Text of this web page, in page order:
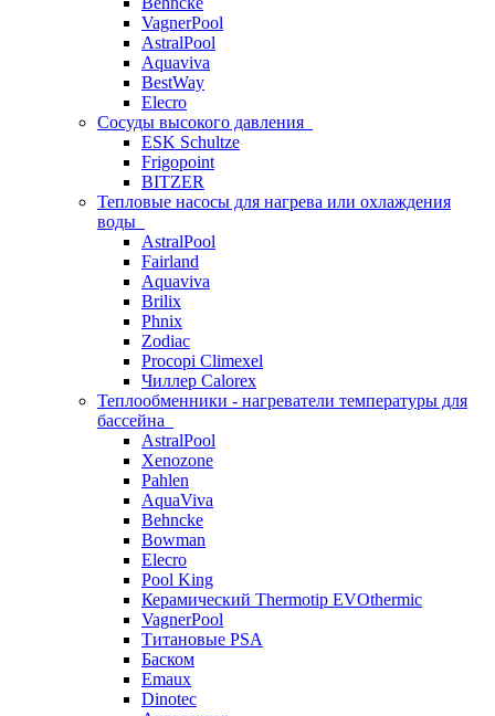
VagnerPool
AstralPool
Aquaviva
BestWay
Elecro
Сосуды высокого давления
ESK Schultze
Frigopoint
BITZER
Тепловые насосы для нагрева или охлаждения
воды
AstralPool
Fairland
Aquaviva
Brilix
Phnix
Zodiac
Procopi Climexel
Чиллер Calorex
Теплообменники - нагреватели температуры для
бассейна
AstralPool
Xenozone
Pahlen
AquaViva
Behncke
Bowman
Elecro
Pool King
Керамический Thermotip EVOthermic
VagnerPool
Титановые PSA
Баском
Emaux
Dinotec